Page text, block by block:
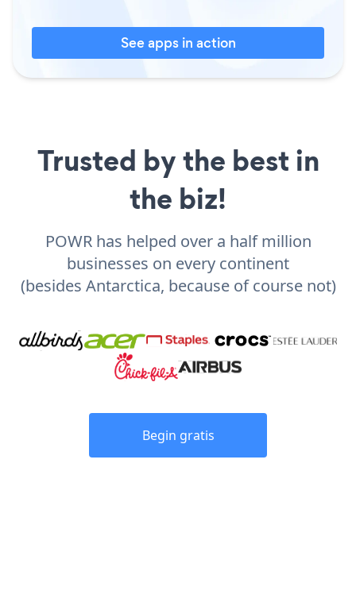
See apps in action
Trusted by the best in
the biz!
POWR has helped over a half million
businesses on every continent
(besides Antarctica, because of course not)
Begin gratis